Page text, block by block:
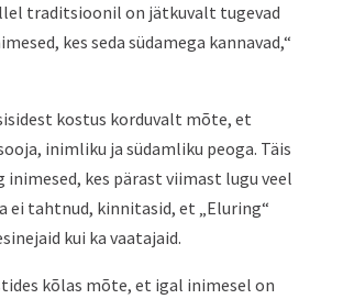
traditsioonil on jätkuvalt tugevad
kes seda südamega kannavad,“
kostus korduvalt mõte, et
inimliku ja südamliku peoga. Täis
inimesed, kes pärast viimast lugu veel
ei tahtnud, kinnitasid, et „Eluring“
kui ka vaatajaid.
kõlas mõte, et igal inimesel on